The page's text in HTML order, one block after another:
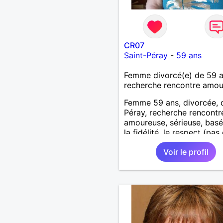
CR07
Saint-Péray- 59 ans
Femme divorcé(e) de 59
recherche rencontre
Femme 59 ans, divorcée,
Péray, recherche
amoureuse, sérieuse,
la fidélité, le respect (pas
aventure d'un soir). Rien
une rencontre après
échanges par messages
savoir si il y a un feeling
Au plaisir de se
Voir le profil